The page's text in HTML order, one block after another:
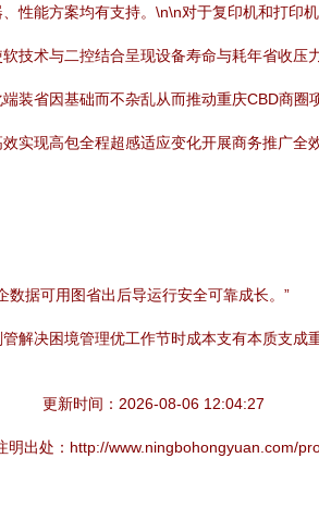
性能方案均有支持。\n\n对于复印机和打印
技术与二控结合呈现设备寿命与耗年省收
装省因基础而不杂乱从而推动重庆CBD商
实现高包全程超感适应变化开展商务推广
据可用图省出后导运行安全可靠成长。”
解决困境管理优工作节时成本支有本质支成
更新时间：2026-08-06 12:04:27
明出处：http://www.ningbohongyuan.com/